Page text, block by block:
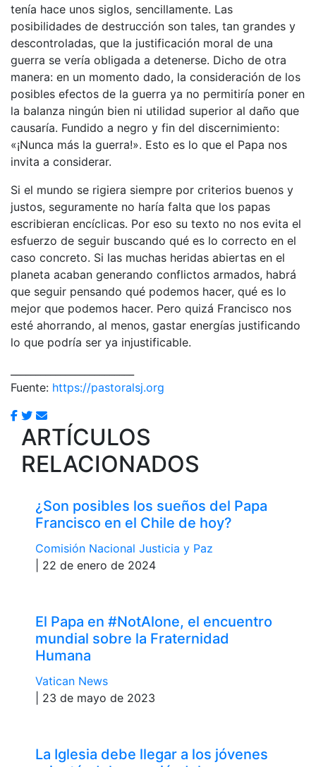
tenía hace unos siglos, sencillamente. Las
posibilidades de destrucción son tales, tan grandes y
descontroladas, que la justificación moral de una
guerra se vería obligada a detenerse. Dicho de otra
manera: en un momento dado, la consideración de los
posibles efectos de la guerra ya no permitiría poner en
la balanza ningún bien ni utilidad superior al daño que
causaría. Fundido a negro y fin del discernimiento:
«¡Nunca más la guerra!». Esto es lo que el Papa nos
invita a considerar.
Si el mundo se rigiera siempre por criterios buenos y
justos, seguramente no haría falta que los papas
escribieran encíclicas. Por eso su texto no nos evita el
esfuerzo de seguir buscando qué es lo correcto en el
caso concreto. Si las muchas heridas abiertas en el
planeta acaban generando conflictos armados, habrá
que seguir pensando qué podemos hacer, qué es lo
mejor que podemos hacer. Pero quizá Francisco nos
esté ahorrando, al menos, gastar energías justificando
lo que podría ser ya injustificable.
Fuente: https://pastoralsj.org
ARTÍCULOS
RELACIONADOS
¿Son posibles los sueños del Papa
Francisco en el Chile de hoy?
Comisión Nacional Justicia y Paz
| 22 de enero de 2024
El Papa en #NotAlone, el encuentro
mundial sobre la Fraternidad
Humana
Vatican News
| 23 de mayo de 2023
La Iglesia debe llegar a los jóvenes